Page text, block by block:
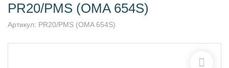
PR20/PMS (OMA 654S)
Артикул: PR20/PMS (OMA 654S)